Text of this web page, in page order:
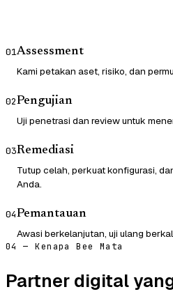
01Assessment
Kami petakan aset, risiko, dan
02Pengujian
Uji penetrasi dan review untuk
03Remediasi
Tutup celah, perkuat konfigurasi,
Anda.
04Pemantauan
Awasi berkelanjutan, uji ulang
04 — Kenapa Bee Mata
Partner digital